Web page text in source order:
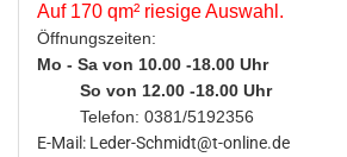
Auf 170 qm² riesige Auswahl.
Öffnungszeiten:
Mo - Sa von 10.00 -18.00 Uhr
So von 12.00 -18.00 Uhr
Telefon: 0381/5192356
E-Mail: Leder-Schmidt@t-online.de